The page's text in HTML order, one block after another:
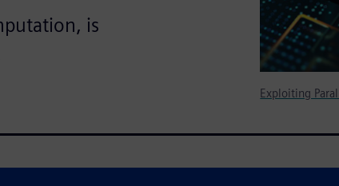
is
Exploiting